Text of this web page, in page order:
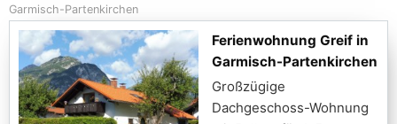
Garmisch-Partenkirchen
Ferienwohnung Greif in
Garmisch-Partenkirchen
Großzügige
Dachgeschoss-Wohnung